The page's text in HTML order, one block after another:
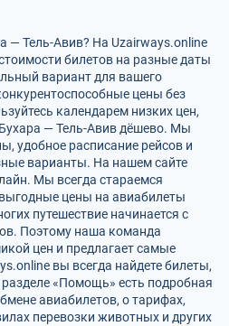
— Тель-Авив? На Uzairways.online
билетов на разные даты
вариант для вашего
цены без
календарем низких цен,
— Тель-Авив дёшево. Мы
удобное расписание рейсов и
варианты. На нашем сайте
Мы всегда стараемся
цены на авиабилеты
путешествие начинается с
Поэтому наша команда
цен и предлагает самые
вы всегда найдете билеты,
«Помощь» есть подробная
авиабилетов, о тарифах,
перевозки животных и других